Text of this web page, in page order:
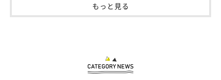
もっと見る